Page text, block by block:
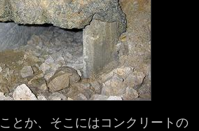
とか、そこにはコンクリートの